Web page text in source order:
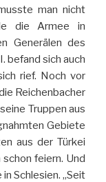
man nicht
die Armee in
Generälen des
befand sich auch
rief. Noch vor
Reichenbacher
Truppen aus
Gebiete
aus der Türkei
feiern. Und
Schlesien. „Seit